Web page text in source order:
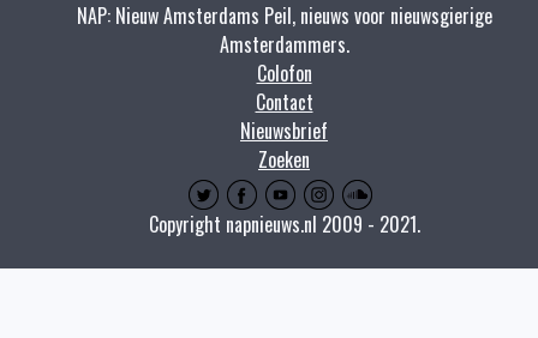
NAP: Nieuw Amsterdams Peil, nieuws voor nieuwsgierige
Amsterdammers.
Colofon
Contact
Nieuwsbrief
Zoeken
Copyright napnieuws.nl 2009 - 2021.